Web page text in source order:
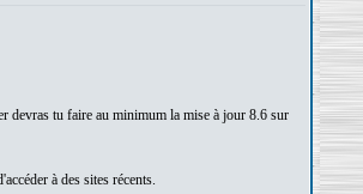
devras tu faire au minimum la mise à jour 8.6 sur
à des sites récents.